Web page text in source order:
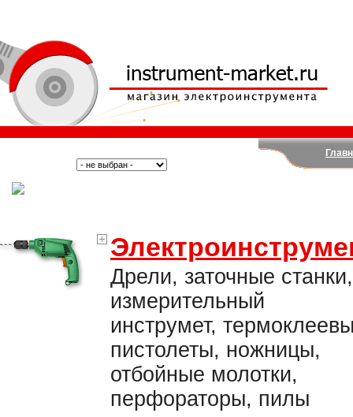
Дрели, заточные станки,
измерительный
инструмет,
пистолеты, ножницы,
отбойные молотки,
перфораторы, пилы